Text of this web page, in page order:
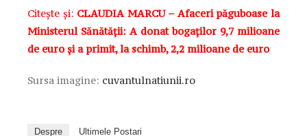
Citește și: CLAUDIA MARCU – Afaceri păguboase la
Ministerul Sănătății: A donat bogaților 9,7 milioane
de euro și a primit, la schimb, 2,2 milioane de euro
Sursa imagine: cuvantulnatiunii.ro
Despre Ultimele Postari